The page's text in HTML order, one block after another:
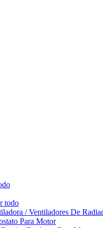
todo
/ Ventiladores De
Para Motor